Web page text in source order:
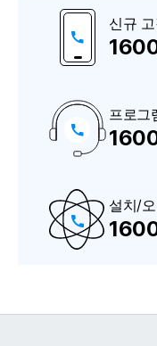
신규
프로그
설치/